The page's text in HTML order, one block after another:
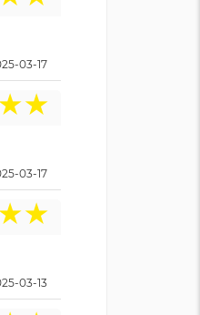
03-17
★★
03-17
★★
03-13